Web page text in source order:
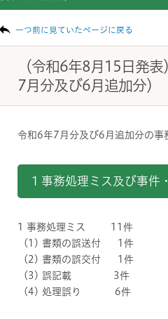
一つ前に見ていたページに戻る
（令和6年8月15日発
7月分及び6月追加分）
令和6年7月分及び6月追加分の事
1 事務処理ミス及び事
1 事務処理ミス 11件
(1) 書類の誤送付 1件
(2) 書類の誤交付 1件
(3) 誤記載 3件
(4) 処理誤り 6件